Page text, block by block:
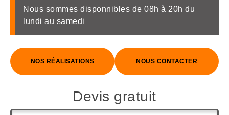
Nous sommes disponnibles de 08h à 20h du
lundi au samedi
NOS RÉALISATIONS NOUS CONTACTER
Devis gratuit